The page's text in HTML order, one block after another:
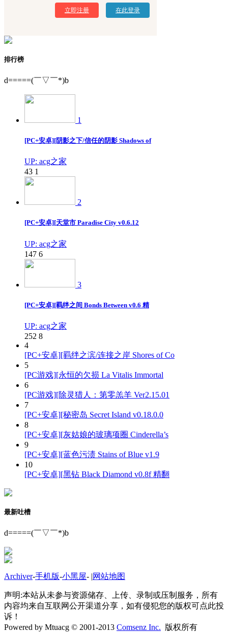
立即注册 在此登录
排行榜
d=====(￣▽￣*)b
1
[PC+安卓][阴影之下/信任的阴影 Shadows of
UP: acg之家
43 1
2
[PC+安卓][天堂市 Paradise City v0.6.12
UP: acg之家
147 6
3
[PC+安卓][羁绊之间 Bonds Between v0.6 精
UP: acg之家
252 8
4
[PC+安卓][羁绊之滨/连接之岸 Shores of Co
5
[PC游戏][永恒的欠损 La Vitalis Immortal
6
[PC游戏][除灵猎人：第零羔羊 Ver2.15.01
7
[PC+安卓][秘密岛 Secret Island v0.18.0.0
8
[PC+安卓][灰姑娘的玻璃项圈 Cinderella’s
9
[PC+安卓][蓝色污渍 Stains of Blue v1.9
10
[PC+安卓][黑钻 Black Diamond v0.8f 精翻
最新吐槽
d=====(￣▽￣*)b
Archiver-手机版-小黑屋- |网站地图
声明:本站从未参与资源储存、上传、录制或压制服务，所有
内容均来自互联网公开渠道分享，如有侵犯您的版权可点此投
诉！
Powered by Mtuacg © 2001-2013 Comsenz Inc. 版权所有